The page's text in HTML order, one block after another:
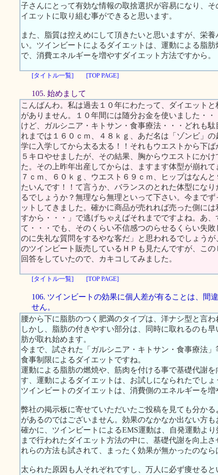
子さんにとって有効な情報の取捨選択が容易になり、
イエットに取り組む事ができると思います。
また、脂質は控えめにして頂きたいと思いますが、栄
い。ツインビートによるダイエットは、運動による脂
で、消費エネルギーを増やすダイエット方法ですから。
[タイトル一覧] [TOP PAGE]
105. 始めまして
こんばんわ。私は過去１０年にわたって、ダイエット
がありません。１０年間には随分お金を使いました・
けど、ガルシニア・キトサン・食事療法・・・どれも
れまでは１６０ｃｍ、４８ｋｇ、あだ名は「ゾンビ」
学に入学してから太る太る！！それもウエストから下
５キロやせましたが、その結果、胸からウエストにか
た。その上昨年出産してからは、ますます体型が崩れ
７ｃｍ、６０ｋｇ、ウエスト６９ｃｍ、ヒップはなん
たいんです！！て言うか、バランスのとれた体型にな
るでしょうか？無理なら無理といって下さい。今まで
ットしてきました。確かに商品が売れれば売った側に
すから・・・」で逃げちゃえばそれまでですよね。あ
て・・・でも、そのくらい不信感つのらせるくらい失
のに失礼な質問をするやな客だ」と思われるでしょう
のツインビート販売しているＨＰも見たんですが、こ
回答をしていたので、カキコしてみました。
[タイトル一覧] [TOP PAGE]
106. ツインビートの効果に個人差が有ることは、間
せん。
腰から下に脂肪のつく肥満のタイプは、洋ナシ型と言
しかし、脂肪の付きやすい部分は、同時に取れるのも
肪が取れ始めます。
今まで、試された「ガルシニア・キトサン・食事療法
食事制限によるダイエットですね。
運動による脂肪の燃焼や、筋肉を付ける事で基礎代謝
す、運動によるダイエットは、お試しになられたでしょ
ツインビートのダイエットは、消費側のエネルギーを
弊社の掲示板に寄せていただいたご投稿を見ても分か
があるのではございません。効果のなかなか出ない方も
確かに、ツインビートによるEMS運動は、自発運動よ
まで行われたダイエット方法の中に、基礎代謝を向上
れらの方法も試されて、まったく効果が無かったのな
太られた原因も人それぞれですし、万人に必ず痩せる